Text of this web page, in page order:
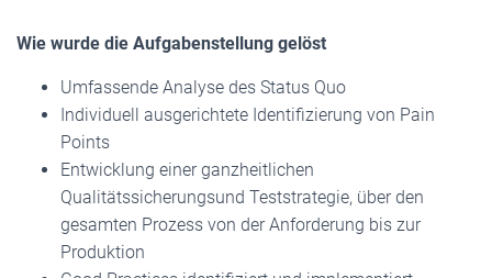
Wie wurde die Aufgabenstellung gelöst
Umfassende Analyse des Status Quo
Individuell ausgerichtete Identifizierung von Pain
Points
Entwicklung einer ganzheitlichen
Qualitätssicherungsund Teststrategie, über den
gesamten Prozess von der Anforderung bis zur
Produktion